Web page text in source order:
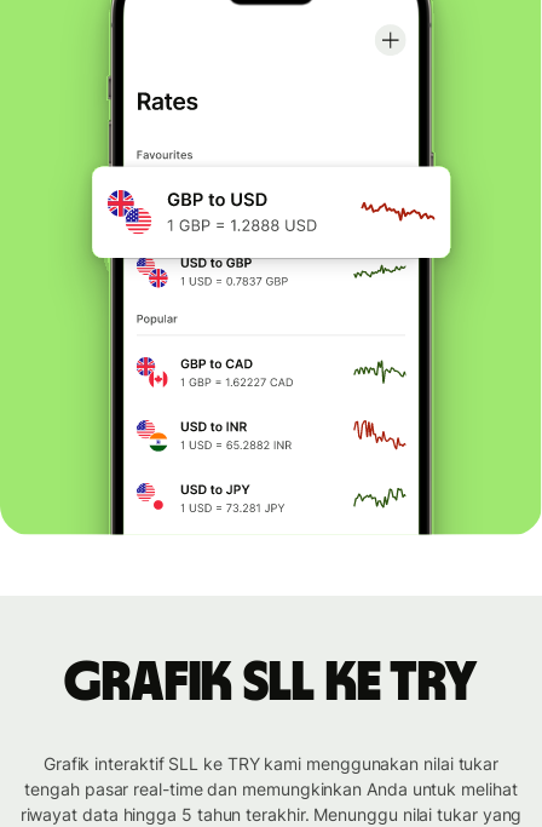
Grafik SLL ke TRY
Grafik interaktif SLL ke TRY kami menggunakan nilai tukar
tengah pasar real-time dan memungkinkan Anda untuk melihat
riwayat data hingga 5 tahun terakhir. Menunggu nilai tukar yang